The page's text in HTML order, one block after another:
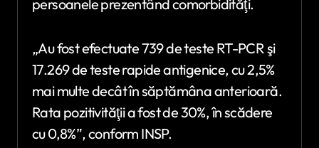
persoanele prezentând comorbidităţi.
„Au fost efectuate 739 de teste RT-PCR şi
17.269 de teste rapide antigenice, cu 2,5%
mai multe decât în săptămâna anterioară.
Rata pozitivităţii a fost de 30%, în scădere
cu 0,8%”, conform INSP.